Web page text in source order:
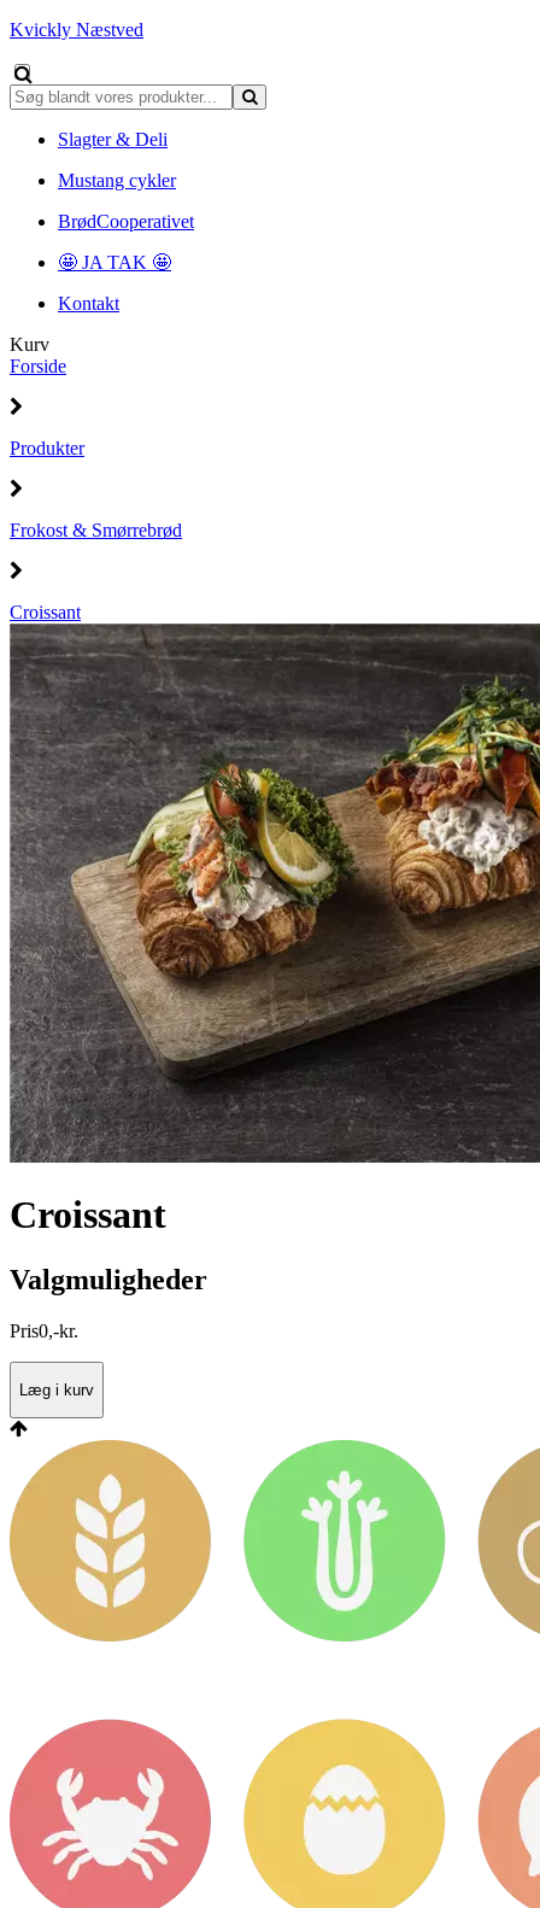
Kvickly Næstved
Slagter & Deli
Mustang cykler
BrødCooperativet
🤩 JA TAK 🤩
Kontakt
Kurv
Forside
Produkter
Frokost & Smørrebrød
Croissant
Croissant
Valgmuligheder
Pris0,-kr.
Læg i kurv